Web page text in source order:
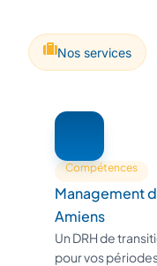
Nos services
Compétences
Management
Amiens
Un DRH de
pour vos